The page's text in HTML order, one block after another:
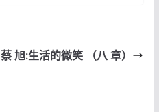
蔡 旭:生活的微笑 （八 章）